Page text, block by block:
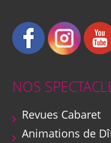
NOS
Revues Cabaret
Animations de